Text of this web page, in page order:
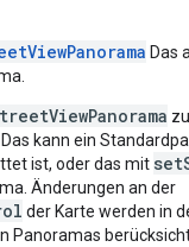
Das
kann ein
ist, oder das mit
Änderungen an der
der Karte werden in
Panoramas